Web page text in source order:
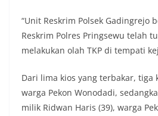
“Unit Reskrim Polsek Gadingrejo
Reskrim Polres Pringsewu telah
melakukan olah TKP di tempati
Dari lima kios yang terbakar, tiga
warga Pekon Wonodadi,
milik Ridwan Haris (39), warga